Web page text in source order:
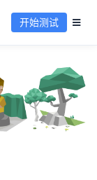
开始测试